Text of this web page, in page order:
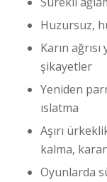
Huzursuz,
Karın
şikayetler
Yeniden
ıslatma
Aşırı
kalma,
Oyunlarda